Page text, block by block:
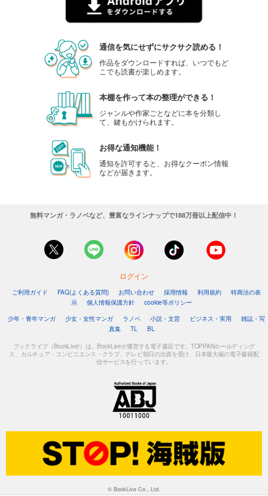
通信を気にせずにサクサク読める！
作品をダウンロードすれば、いつでもど
こでも読書が楽しめます。
本棚を作って本の整理ができる！
ジャンルや作家ごとなどに本を分類し
て、鍵もかけられます。
お得な通知機能！
通知を許可すると、お得なクーポン情報
などが届きます。
無料マンガ・ラノベなど、豊富なラインナップで188万冊以上配信中！
ログイン
ご利用ガイド FAQ(よくある質問) お問い合わせ 採用情報 利用規約
特商法の表
示
個人情報保護方針
cookie等ポリシー
少年・青年マンガ
少女・女性マンガ ラノベ 小説・文芸 ビジネス・実用
雑誌・写
真集
TL BL
ブックライブ（BookLive!）は、BookLiveが運営する電子書店です。TOPPANホールディング
ス、カルチュア・コンビニエンス・クラブ、テレビ朝日の出資を受け、日本最大級の電子書籍配
信サービスを行っています。
© BookLive Co., Ltd.